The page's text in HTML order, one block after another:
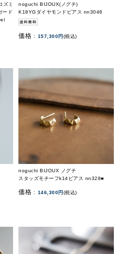
ズミ
ード
noguchi BIJOUX(ノグチ)
K18YGダイヤモンドピアス nn3046
価格 : 157,300円(税込)
noguchi BIJOUX ノグチ
スタッズモチーフk14ピアス nn328■
価格 : 146,300円(税込)